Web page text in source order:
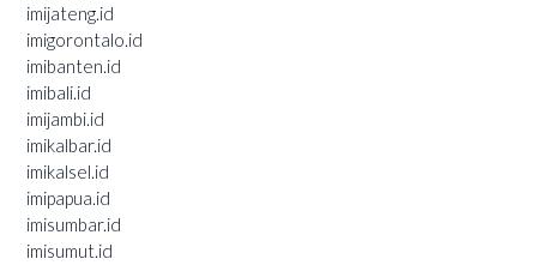
imijateng.id
imigorontalo.id
imibanten.id
imibali.id
imijambi.id
imikalbar.id
imikalsel.id
imipapua.id
imisumbar.id
imisumut.id